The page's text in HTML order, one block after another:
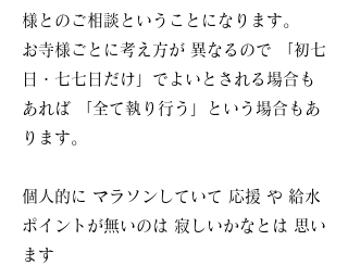
様とのご相談ということになります。
お寺様ごとに考え方が 異なるので 「初七
日・七七日だけ」 でよいとされる場合も
あれば 「全て執り行う」という場合もあ
ります。
個人的に マラソンしていて 応援 や 給水
ポイントが無いのは 寂しいかなとは 思い
ます